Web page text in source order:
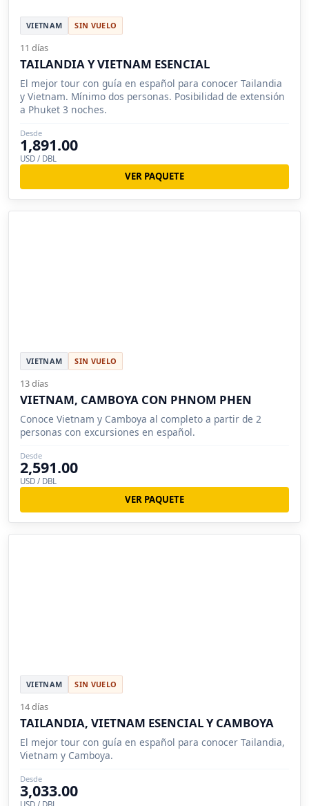
VIETNAM SIN VUELO
11 días
TAILANDIA Y VIETNAM ESENCIAL
El mejor tour con guía en español para conocer Tailandia
y Vietnam. Mínimo dos personas. Posibilidad de extensión
a Phuket 3 noches.
Desde
1,891.00
USD / DBL
VER PAQUETE
VIETNAM SIN VUELO
13 días
VIETNAM, CAMBOYA CON PHNOM PHEN
Conoce Vietnam y Camboya al completo a partir de 2
personas con excursiones en español.
Desde
2,591.00
USD / DBL
VER PAQUETE
VIETNAM SIN VUELO
14 días
TAILANDIA, VIETNAM ESENCIAL Y CAMBOYA
El mejor tour con guía en español para conocer Tailandia,
Vietnam y Camboya.
Desde
3,033.00